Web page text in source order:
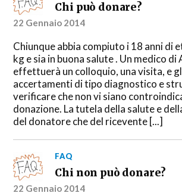
Chi può donare?
22 Gennaio 2014
Chiunque abbia compiuto i 18 anni di
kg e sia in buona salute . Un medico di
effettuerà un colloquio, una visita, e
accertamenti di tipo diagnostico e
verificare che non vi siano
donazione. La tutela della salute e
del donatore che del ricevente [...]
FAQ
Chi non può donare?
22 Gennaio 2014